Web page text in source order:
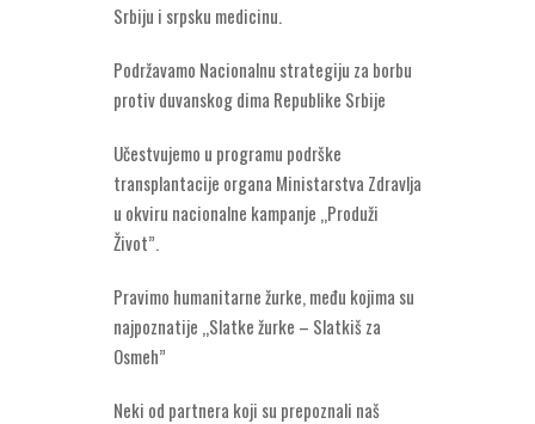
Srbiju i srpsku medicinu.
Podržavamo Nacionalnu strategiju za borbu
protiv duvanskog dima Republike Srbije
Učestvujemo u programu podrške
transplantacije organa Ministarstva Zdravlja
u okviru nacionalne kampanje „Produži
Život”.
Pravimo humanitarne žurke, među kojima su
najpoznatije „Slatke žurke – Slatkiš za
Osmeh”
Neki od partnera koji su prepoznali naš